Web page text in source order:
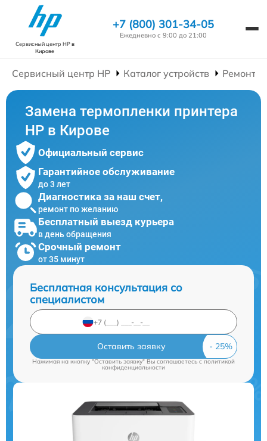
Сервисный центр HPв
Кирове
+7 (800) 301-34-05
Ежедневно с 9:00 до 21:00
Сервисный центр HP Каталог устройств Ремонт
Замена термопленки принтера
HP в Кирове
Официальный сервис
Гарантийное обслуживание
до 3 лет
Диагностика за наш счет,
ремонт по желанию
Бесплатный выезд курьера
в день обращения
Срочный ремонт
от 35 минут
Бесплатная консультация со
специалистом
Оставить заявку
Нажимая на кнопку "Оставить заявку" Вы соглашаетесь cполитикой
конфиденциальности